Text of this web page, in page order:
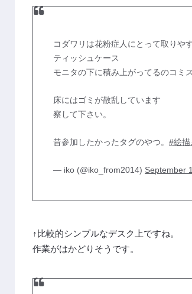
コダワリは花粉症人にとって取りや
ティッシュケース
モニタの下に積み上がってるのコミ
床にはゴミが散乱しています
察して下さい。
昔参加したかったタグのやつ。 #絵描
— iko (@iko_from2014) September
↑比較的シンプルなデスク上ですね。
作業がはかどりそうです。